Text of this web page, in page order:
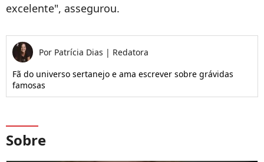
excelente", assegurou.
Por Patrícia Dias | Redatora
Fã do universo sertanejo e ama escrever sobre grávidas
famosas
Sobre